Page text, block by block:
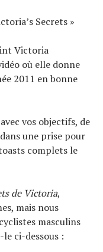
Secrets »
Victoria
où elle donne
2011 en bonne
vos objectifs, de
une prise pour
complets le
de Victoria,
mais nous
masculins
ci-dessous :